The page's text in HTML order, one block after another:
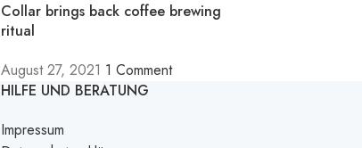
Collar brings back coffee brewing
ritual
August 27, 2021 1 Comment
HILFE UND BERATUNG
Impressum